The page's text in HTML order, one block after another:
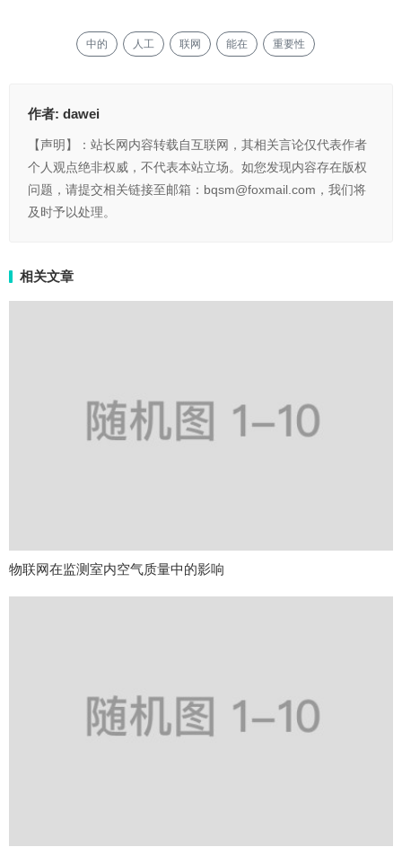
中的 人工 联网 能在 重要性
作者: dawei
【声明】：站长网内容转载自互联网，其相关言论仅代表作者
个人观点绝非权威，不代表本站立场。如您发现内容存在版权
问题，请提交相关链接至邮箱：bqsm@foxmail.com，我们将
及时予以处理。
相关文章
物联网在监测室内空气质量中的影响